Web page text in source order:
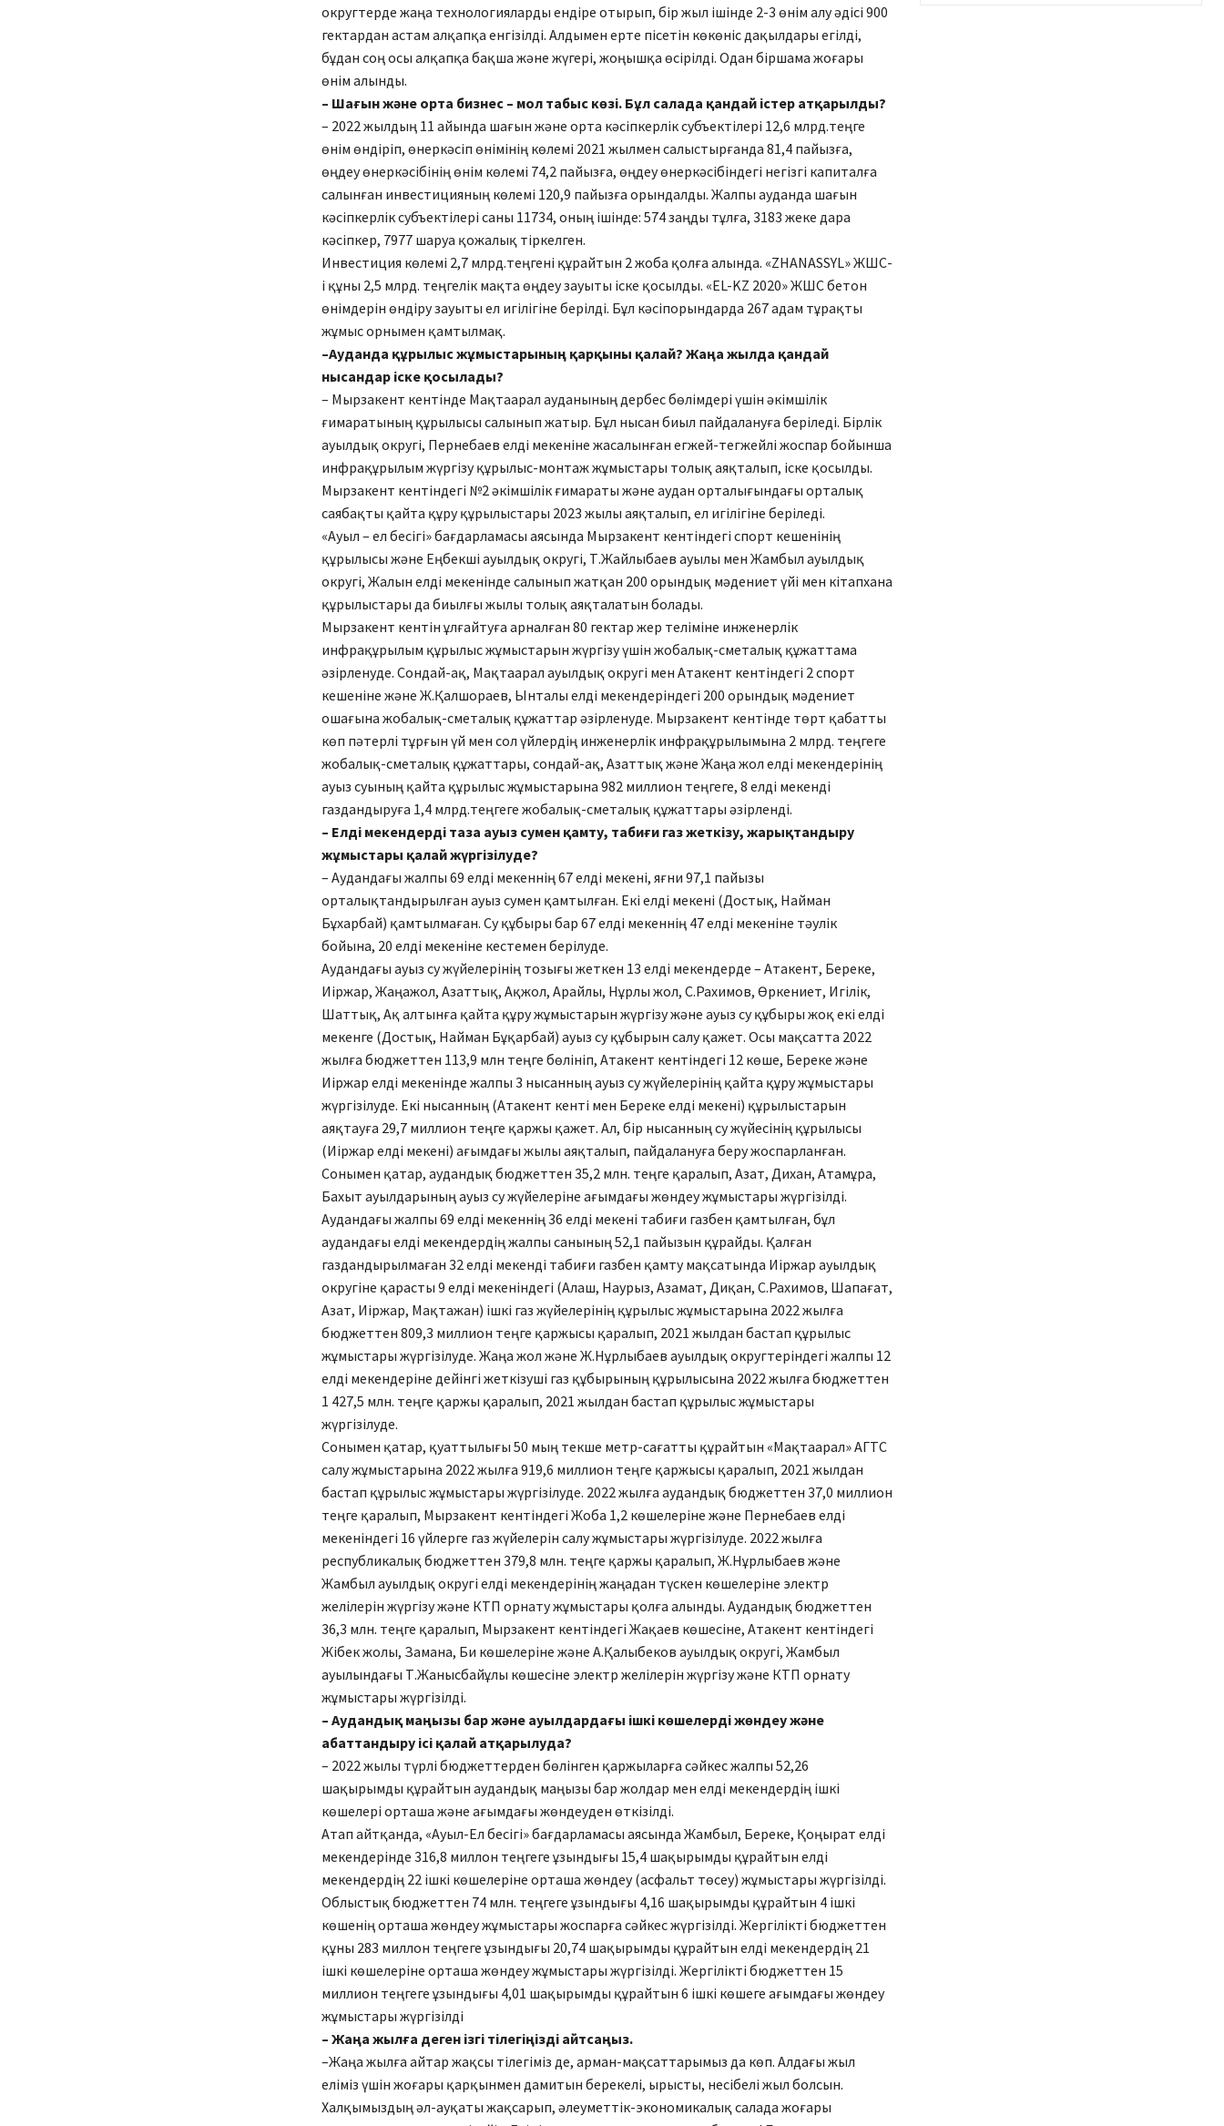
округтерде жаңа технологияларды ендіре отырып, бір жыл ішінде 2-3 өнім алу әдісі 900
гектардан астам алқапқа енгізілді. Алдымен ерте пісетін көкөніс дақылдары егілді,
бұдан соң осы алқапқа бақша және жүгері, жоңышқа өсірілді. Одан біршама жоғары
өнім алынды.
– Шағын және орта бизнес – мол табыс көзі. Бұл салада қандай істер атқарылды?
– 2022 жылдың 11 айында шағын және орта кәсіпкерлік субъектілері 12,6 млрд.теңге
өнім өндіріп, өнеркәсіп өнімінің көлемі 2021 жылмен салыстырғанда 81,4 пайызға,
өңдеу өнеркәсібінің өнім көлемі 74,2 пайызға, өңдеу өнеркәсібіндегі негізгі капиталға
салынған инвестицияның көлемі 120,9 пайызға орындалды. Жалпы ауданда шағын
кәсіпкерлік субъектілері саны 11734, оның ішінде: 574 заңды тұлға, 3183 жеке дара
кәсіпкер, 7977 шаруа қожалық тіркелген.
Инвестиция көлемі 2,7 млрд.теңгені құрайтын 2 жоба қолға алында. «ZHANASSYL» ЖШС-
і құны 2,5 млрд. теңгелік мақта өңдеу зауыты іске қосылды. «EL-KZ 2020» ЖШС бетон
өнімдерін өндіру зауыты ел игілігіне берілді. Бұл кәсіпорындарда 267 адам тұрақты
жұмыс орнымен қамтылмақ.
–Ауданда құрылыс жұмыстарының қарқыны қалай? Жаңа жылда қандай
нысандар іске қосылады?
– Мырзакент кентінде Мақтаарал ауданының дербес бөлімдері үшін әкімшілік
ғимаратының құрылысы салынып жатыр. Бұл нысан биыл пайдалануға беріледі. Бірлік
ауылдық округі, Пернебаев елді мекеніне жасалынған егжей-тегжейлі жоспар бойынша
инфрақұрылым жүргізу құрылыс-монтаж жұмыстары толық аяқталып, іске қосылды.
Мырзакент кентіндегі №2 әкімшілік ғимараты және аудан орталығындағы орталық
саябақты қайта құру құрылыстары 2023 жылы аяқталып, ел игілігіне беріледі.
«Ауыл – ел бесігі» бағдарламасы аясында Мырзакент кентіндегі спорт кешенінің
құрылысы және Еңбекші ауылдық округі, Т.Жайлыбаев ауылы мен Жамбыл ауылдық
округі, Жалын елді мекенінде салынып жатқан 200 орындық мәдениет үйі мен кітапхана
құрылыстары да биылғы жылы толық аяқталатын болады.
Мырзакент кентін ұлғайтуға арналған 80 гектар жер теліміне инженерлік
инфрақұрылым құрылыс жұмыстарын жүргізу үшін жобалық-сметалық құжаттама
әзірленуде. Сондай-ақ, Мақтаарал ауылдық округі мен Атакент кентіндегі 2 спорт
кешеніне және Ж.Қалшораев, Ынталы елді мекендеріндегі 200 орындық мәдениет
ошағына жобалық-сметалық құжаттар әзірленуде. Мырзакент кентінде төрт қабатты
көп пәтерлі тұрғын үй мен сол үйлердің инженерлік инфрақұрылымына 2 млрд. теңгеге
жобалық-сметалық құжаттары, сондай-ақ, Азаттық және Жаңа жол елді мекендерінің
ауыз суының қайта құрылыс жұмыстарына 982 миллион теңгеге, 8 елді мекенді
газдандыруға 1,4 млрд.теңгеге жобалық-сметалық құжаттары әзірленді.
– Елді мекендерді таза ауыз сумен қамту, табиғи газ жеткізу, жарықтандыру
жұмыстары қалай жүргізілуде?
– Аудандағы жалпы 69 елді мекеннің 67 елді мекені, яғни 97,1 пайызы
орталықтандырылған ауыз сумен қамтылған. Екі елді мекені (Достық, Найман
Бұхарбай) қамтылмаған. Су құбыры бар 67 елді мекеннің 47 елді мекеніне тәулік
бойына, 20 елді мекеніне кестемен берілуде.
Аудандағы ауыз су жүйелерінің тозығы жеткен 13 елді мекендерде – Атакент, Береке,
Иіржар, Жаңажол, Азаттық, Ақжол, Арайлы, Нұрлы жол, С.Рахимов, Өркениет, Игілік,
Шаттық, Ақ алтынға қайта құру жұмыстарын жүргізу және ауыз су құбыры жоқ екі елді
мекенге (Достық, Найман Бұқарбай) ауыз су құбырын салу қажет. Осы мақсатта 2022
жылға бюджеттен 113,9 млн теңге бөлініп, Атакент кентіндегі 12 көше, Береке және
Иіржар елді мекенінде жалпы 3 нысанның ауыз су жүйелерінің қайта құру жұмыстары
жүргізілуде. Екі нысанның (Атакент кенті мен Береке елді мекені) құрылыстарын
аяқтауға 29,7 миллион теңге қаржы қажет. Ал, бір нысанның су жүйесінің құрылысы
(Иіржар елді мекені) ағымдағы жылы аяқталып, пайдалануға беру жоспарланған.
Сонымен қатар, аудандық бюджеттен 35,2 млн. теңге қаралып, Азат, Дихан, Атамұра,
Бахыт ауылдарының ауыз су жүйелеріне ағымдағы жөндеу жұмыстары жүргізілді.
Аудандағы жалпы 69 елді мекеннің 36 елді мекені табиғи газбен қамтылған, бұл
аудандағы елді мекендердің жалпы санының 52,1 пайызын құрайды. Қалған
газдандырылмаған 32 елді мекенді табиғи газбен қамту мақсатында Иіржар ауылдық
округіне қарасты 9 елді мекеніндегі (Алаш, Наурыз, Азамат, Диқан, С.Рахимов, Шапағат,
Азат, Иіржар, Мақтажан) ішкі газ жүйелерінің құрылыс жұмыстарына 2022 жылға
бюджеттен 809,3 миллион теңге қаржысы қаралып, 2021 жылдан бастап құрылыс
жұмыстары жүргізілуде. Жаңа жол және Ж.Нұрлыбаев ауылдық округтеріндегі жалпы 12
елді мекендеріне дейінгі жеткізуші газ құбырының құрылысына 2022 жылға бюджеттен
1 427,5 млн. теңге қаржы қаралып, 2021 жылдан бастап құрылыс жұмыстары
жүргізілуде.
Сонымен қатар, қуаттылығы 50 мың текше метр-сағатты құрайтын «Мақтаарал» АГТС
салу жұмыстарына 2022 жылға 919,6 миллион теңге қаржысы қаралып, 2021 жылдан
бастап құрылыс жұмыстары жүргізілуде. 2022 жылға аудандық бюджеттен 37,0 миллион
теңге қаралып, Мырзакент кентіндегі Жоба 1,2 көшелеріне және Пернебаев елді
мекеніндегі 16 үйлерге газ жүйелерін салу жұмыстары жүргізілуде. 2022 жылға
республикалық бюджеттен 379,8 млн. теңге қаржы қаралып, Ж.Нұрлыбаев және
Жамбыл ауылдық округі елді мекендерінің жаңадан түскен көшелеріне электр
желілерін жүргізу және КТП орнату жұмыстары қолға алынды. Аудандық бюджеттен
36,3 млн. теңге қаралып, Мырзакент кентіндегі Жақаев көшесіне, Атакент кентіндегі
Жібек жолы, Замана, Би көшелеріне және А.Қалыбеков ауылдық округі, Жамбыл
ауылындағы Т.Жанысбайұлы көшесіне электр желілерін жүргізу және КТП орнату
жұмыстары жүргізілді.
– Аудандық маңызы бар және ауылдардағы ішкі көшелерді жөндеу және
абаттандыру ісі қалай атқарылуда?
– 2022 жылы түрлі бюджеттерден бөлінген қаржыларға сәйкес жалпы 52,26
шақырымды құрайтын аудандық маңызы бар жолдар мен елді мекендердің ішкі
көшелері орташа және ағымдағы жөндеуден өткізілді.
Атап айтқанда, «Ауыл-Ел бесігі» бағдарламасы аясында Жамбыл, Береке, Қоңырат елді
мекендерінде 316,8 миллон теңгеге ұзындығы 15,4 шақырымды құрайтын елді
мекендердің 22 ішкі көшелеріне орташа жөндеу (асфальт төсеу) жұмыстары жүргізілді.
Облыстық бюджеттен 74 млн. теңгеге ұзындығы 4,16 шақырымды құрайтын 4 ішкі
көшенің орташа жөндеу жұмыстары жоспарға сәйкес жүргізілді. Жергілікті бюджеттен
құны 283 миллон теңгеге ұзындығы 20,74 шақырымды құрайтын елді мекендердің 21
ішкі көшелеріне орташа жөндеу жұмыстары жүргізілді. Жергілікті бюджеттен 15
миллион теңгеге ұзындығы 4,01 шақырымды құрайтын 6 ішкі көшеге ағымдағы жөндеу
жұмыстары жүргізілді
– Жаңа жылға деген ізгі тілегіңізді айтсаңыз.
–Жаңа жылға айтар жақсы тілегіміз де, арман-мақсаттарымыз да көп. Алдағы жыл
еліміз үшін жоғары қарқынмен дамитын берекелі, ырысты, несібелі жыл болсын.
Халқымыздың әл-ауқаты жақсарып, әлеуметтік-экономикалық салада жоғары